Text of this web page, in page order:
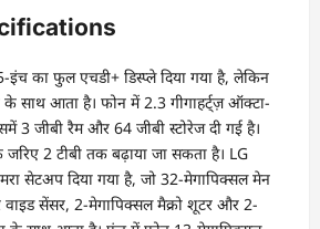
का फुल एचडी+ डिस्प्ले दिया गया है, लेकिन
साथ आता है। फोन में 2.3 गीगाहर्ट्ज़ ऑक्टा-
3 जीबी रैम और 64 जीबी स्टोरेज दी गई है।
जरिए 2 टीबी तक बढ़ाया जा सकता है। LG
सेटअप दिया गया है, जो 32-मेगापिक्सल मेन
सेंसर, 2-मेगापिक्सल मैक्रो शूटर और 2-